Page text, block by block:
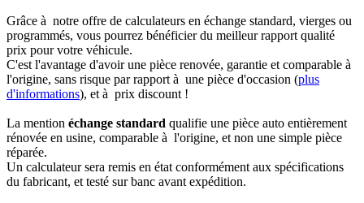
Grâce à notre offre de calculateurs en échange standard, vierges ou
programmés, vous pourrez bénéficier du meilleur rapport qualité
prix pour votre véhicule.
C'est l'avantage d'avoir une pièce renovée, garantie et comparable à
l'origine, sans risque par rapport à une pièce d'occasion (plus
d'informations), et à prix discount !
La mention échange standard qualifie une pièce auto entièrement
rénovée en usine, comparable à l'origine, et non une simple pièce
réparée.
Un calculateur sera remis en état conformément aux spécifications
du fabricant, et testé sur banc avant expédition.